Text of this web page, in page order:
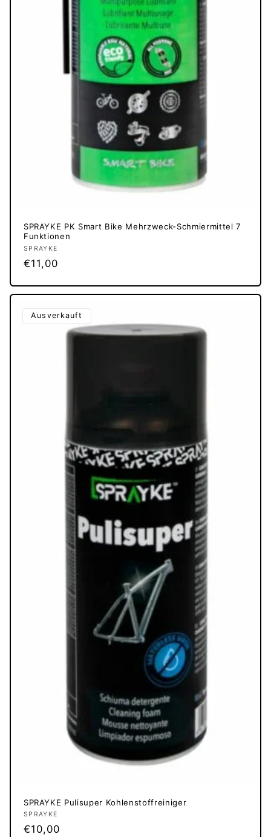
SPRAYKE PK Smart Bike Mehrzweck-Schmiermittel 7
Funktionen
Anbieter:
SPRAYKE
Normaler
€11,00
Ausverkauft
SPRAYKE Pulisuper Kohlenstoffreiniger
Anbieter:
SPRAYKE
Normaler
€10,00